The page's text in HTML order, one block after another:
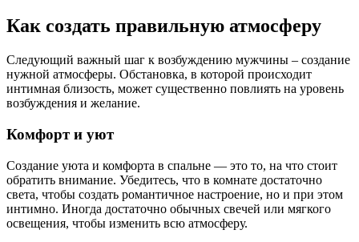
Как создать правильную атмосферу
Следующий важный шаг к возбуждению мужчины – создание
нужной атмосферы. Обстановка, в которой происходит
интимная близость, может существенно повлиять на уровень
возбуждения и желание.
Комфорт и уют
Создание уюта и комфорта в спальне — это то, на что стоит
обратить внимание. Убедитесь, что в комнате достаточно
света, чтобы создать романтичное настроение, но и при этом
интимно. Иногда достаточно обычных свечей или мягкого
освещения, чтобы изменить всю атмосферу.